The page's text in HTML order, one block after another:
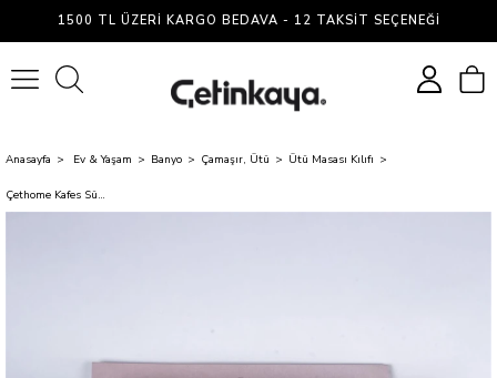
1500 TL ÜZERI KARGO BEDAVA - 12 TAKSIT SEÇENEĞI
Anasayfa Ev & Yaşam Banyo Çamaşır, Ütü Ütü Masası Kılıfı
Çethome Kafes Süngerli Ütü Masası Kılıfı 50X140 CM